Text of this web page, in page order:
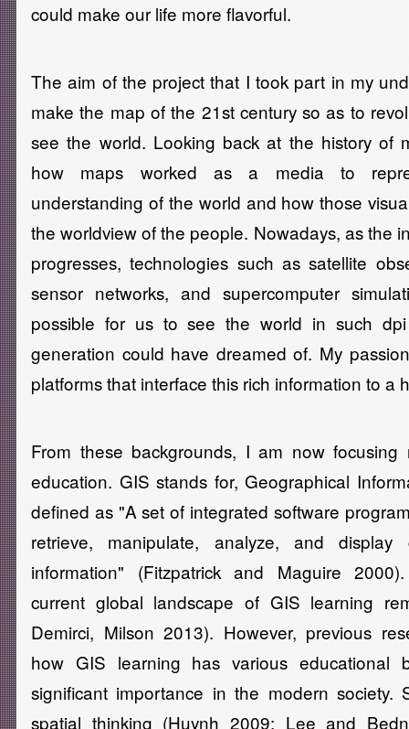
could make our life more flavorful.
The aim of the project that I took part in my
make the map of the 21st century so as to
see the world. Looking back at the history of
how maps worked as a media to
understanding of the world and how those
the worldview of the people. Nowadays, as the
progresses, technologies such as satellite
sensor networks, and supercomputer
possible for us to see the world in such
generation could have dreamed of. My
platforms that interface this rich information to a
From these backgrounds, I am now
education. GIS stands for, Geographical
defined as "A set of integrated software
retrieve, manipulate, analyze, and display
information" (Fitzpatrick and Maguire
current global landscape of GIS learning
Demirci, Milson 2013). However, previous
how GIS learning has various educational
significant importance in the modern society.
spatial thinking (Huynh 2009; Lee and